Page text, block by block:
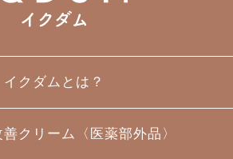
イクダムとは？
クリーム〈医薬部外品〉